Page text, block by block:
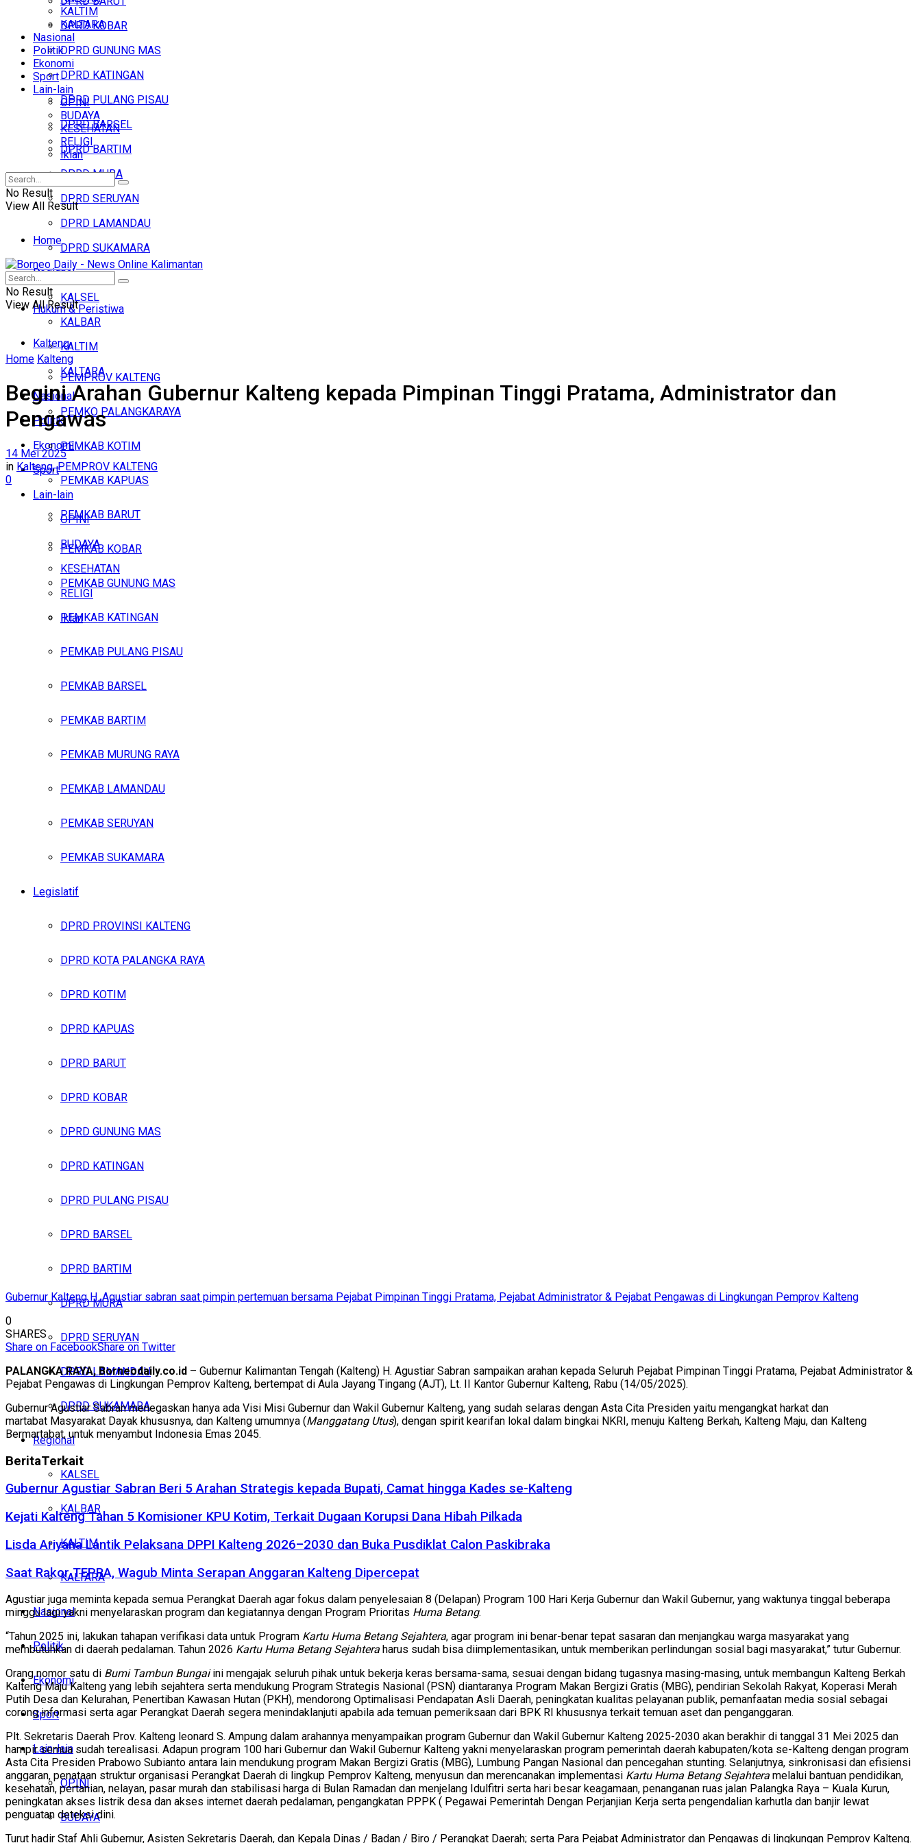
DPRD KOBAR
DPRD GUNUNG MAS
DPRD KATINGAN
DPRD PULANG PISAU
DPRD BARSEL
DPRD BARTIM
DPRD MURA
DPRD SERUYAN
DPRD LAMANDAU
DPRD SUKAMARA
Regional
KALSEL
KALBAR
KALTIM
KALTARA
Nasional
Politik
Ekonomi
Sport
Lain-lain
OPINI
BUDAYA
KESEHATAN
RELIGI
Iklan
Sabtu, Agustus 8, 2026
KALTIM
KALTARA
Nasional
Politik
Ekonomi
Sport
Lain-lain
OPINI
BUDAYA
KESEHATAN
RELIGI
Iklan
No Result
View All Result
Home
Headline
Hukum & Peristiwa
Kalteng
PEMPROV KALTENG
PEMKO PALANGKARAYA
PEMKAB KOTIM
PEMKAB KAPUAS
PEMKAB BARUT
PEMKAB KOBAR
PEMKAB GUNUNG MAS
PEMKAB KATINGAN
PEMKAB PULANG PISAU
PEMKAB BARSEL
PEMKAB BARTIM
PEMKAB MURUNG RAYA
PEMKAB LAMANDAU
PEMKAB SERUYAN
PEMKAB SUKAMARA
Legislatif
DPRD PROVINSI KALTENG
DPRD KOTA PALANGKA RAYA
DPRD KOTIM
DPRD KAPUAS
DPRD BARUT
DPRD KOBAR
DPRD GUNUNG MAS
DPRD KATINGAN
DPRD PULANG PISAU
DPRD BARSEL
DPRD BARTIM
DPRD MURA
DPRD SERUYAN
DPRD LAMANDAU
DPRD SUKAMARA
Regional
KALSEL
KALBAR
KALTIM
KALTARA
Nasional
Politik
Ekonomi
Sport
Lain-lain
OPINI
BUDAYA
No Result
View All Result
Home Kalteng
Begini Arahan Gubernur Kalteng kepada Pimpinan Tinggi Pratama, Administrator dan
Pengawas
14 Mei 2025
in Kalteng,PEMPROV KALTENG
0
Gubernur Kalteng H. Agustiar sabran saat pimpin pertemuan bersama Pejabat Pimpinan Tinggi Pratama, Pejabat Administrator & Pejabat Pengawas di Lingkungan Pemprov Kalteng
0
SHARES
Share on FacebookShare on Twitter
PALANGKA RAYA, Borneodaily.co.id – Gubernur Kalimantan Tengah (Kalteng) H. Agustiar Sabran sampaikan arahan kepada Seluruh Pejabat Pimpinan Tinggi Pratama, Pejabat Administrator &
Pejabat Pengawas di Lingkungan Pemprov Kalteng, bertempat di Aula Jayang Tingang (AJT), Lt. II Kantor Gubernur Kalteng, Rabu (14/05/2025).
Gubernur Agustiar Sabran menegaskan hanya ada Visi Misi Gubernur dan Wakil Gubernur Kalteng, yang sudah selaras dengan Asta Cita Presiden yaitu mengangkat harkat dan
martabat Masyarakat Dayak khususnya, dan Kalteng umumnya (Manggatang Utus), dengan spirit kearifan lokal dalam bingkai NKRI, menuju Kalteng Berkah, Kalteng Maju, dan Kalteng
Bermartabat, untuk menyambut Indonesia Emas 2045.
BeritaTerkait
Gubernur Agustiar Sabran Beri 5 Arahan Strategis kepada Bupati, Camat hingga Kades se-Kalteng
Kejati Kalteng Tahan 5 Komisioner KPU Kotim, Terkait Dugaan Korupsi Dana Hibah Pilkada
Lisda Ariyana Lantik Pelaksana DPPI Kalteng 2026–2030 dan Buka Pusdiklat Calon Paskibraka
Saat Rakor TEPRA, Wagub Minta Serapan Anggaran Kalteng Dipercepat
Agustiar juga meminta kepada semua Perangkat Daerah agar fokus dalam penyelesaian 8 (Delapan) Program 100 Hari Kerja Gubernur dan Wakil Gubernur, yang waktunya tinggal beberapa
minggu lagi yakni menyelaraskan program dan kegiatannya dengan Program Prioritas Huma Betang.
“Tahun 2025 ini, lakukan tahapan verifikasi data untuk Program Kartu Huma Betang Sejahtera, agar program ini benar-benar tepat sasaran dan menjangkau warga masyarakat yang
membutuhkan di daerah pedalaman. Tahun 2026 Kartu Huma Betang Sejahtera harus sudah bisa diimplementasikan, untuk memberikan perlindungan sosial bagi masyarakat,” tutur Gubernur.
Orang nomor satu di Bumi Tambun Bungaiini mengajak seluruh pihak untuk bekerja keras bersama-sama, sesuai dengan bidang tugasnya masing-masing, untuk membangun Kalteng Berkah
Kalteng Maju Kalteng yang lebih sejahtera serta mendukung Program Strategis Nasional (PSN) diantaranya Program Makan Bergizi Gratis (MBG), pendirian Sekolah Rakyat, Koperasi Merah
Putih Desa dan Kelurahan, Penertiban Kawasan Hutan (PKH), mendorong Optimalisasi Pendapatan Asli Daerah, peningkatan kualitas pelayanan publik, pemanfaatan media sosial sebagai
corong informasi serta agar Perangkat Daerah segera menindaklanjuti apabila ada temuan pemeriksaan dari BPK RI khususnya terkait temuan aset dan penganggaran.
Plt. Sekretaris Daerah Prov. Kalteng leonard S. Ampung dalam arahannya menyampaikan program Gubernur dan Wakil Gubernur Kalteng 2025-2030 akan berakhir di tanggal 31 Mei 2025 dan
hampir semua sudah terealisasi. Adapun program 100 hari Gubernur dan Wakil Gubernur Kalteng yakni menyelaraskan program pemerintah daerah kabupaten/kota se-Kalteng dengan program
Asta Cita Presiden Prabowo Subianto antara lain mendukung program Makan Bergizi Gratis (MBG), Lumbung Pangan Nasional dan pencegahan stunting. Selanjutnya, sinkronisasi dan efisiensi
anggaran, penataan struktur organisasi Perangkat Daerah di lingkup Pemprov Kalteng, menyusun dan merencanakan implementasi Kartu Huma Betang Sejahtera melalui bantuan pendidikan,
kesehatan, pertanian, nelayan, pasar murah dan stabilisasi harga di Bulan Ramadan dan menjelang Idulfitri serta hari besar keagamaan, penanganan ruas jalan Palangka Raya – Kuala Kurun,
peningkatan akses listrik desa dan akses internet daerah pedalaman, pengangkatan PPPK ( Pegawai Pemerintah Dengan Perjanjian Kerja serta pengendalian karhutla dan banjir lewat
penguatan deteksi dini.
Turut hadir Staf Ahli Gubernur, Asisten Sekretaris Daerah, dan Kepala Dinas / Badan / Biro / Perangkat Daerah; serta Para Pejabat Administrator dan Pengawas di lingkungan Pemprov Kalteng.